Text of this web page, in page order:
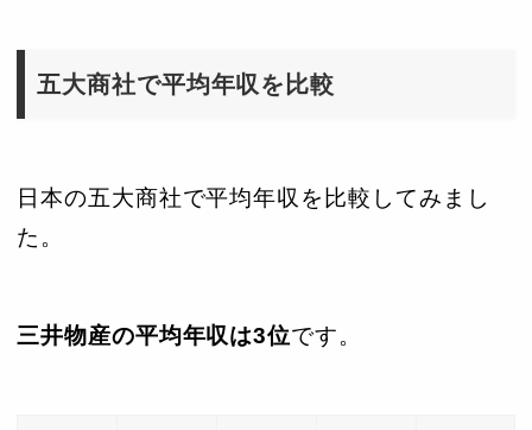
五大商社で平均年収を比較
日本の五大商社で平均年収を比較してみまし
た。
三井物産の平均年収は3位です。